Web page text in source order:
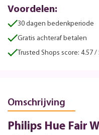
Voordelen:
30 dagen bedenkperiode
Gratis achteraf betalen
Trusted Shops score: 4.57 /
Omschrijving
Philips Hue Fair